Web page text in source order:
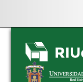
Skip
navigation